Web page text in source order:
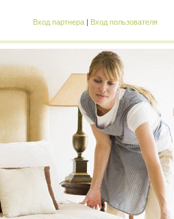
Вход партнера | Вход пользователя